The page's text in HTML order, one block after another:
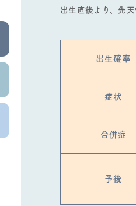
出⽣直後より、先
出生確率
症状
合併症
予後